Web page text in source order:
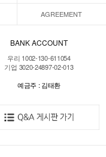
AGREEMENT
BANK ACCOUNT
우리 1002-130-611054
기업 3020-24897-02-013
예금주 : 김태환